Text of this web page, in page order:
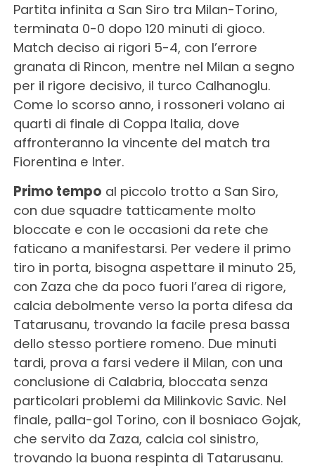
Partita infinita a San Siro tra Milan-Torino,
terminata 0-0 dopo 120 minuti di gioco.
Match deciso ai rigori 5-4, con l’errore
granata di Rincon, mentre nel Milan a segno
per il rigore decisivo, il turco Calhanoglu.
Come lo scorso anno, i rossoneri volano ai
quarti di finale di Coppa Italia, dove
affronteranno la vincente del match tra
Fiorentina e Inter.
Primo tempo al piccolo trotto a San Siro,
con due squadre tatticamente molto
bloccate e con le occasioni da rete che
faticano a manifestarsi. Per vedere il primo
tiro in porta, bisogna aspettare il minuto 25,
con Zaza che da poco fuori l’area di rigore,
calcia debolmente verso la porta difesa da
Tatarusanu, trovando la facile presa bassa
dello stesso portiere romeno. Due minuti
tardi, prova a farsi vedere il Milan, con una
conclusione di Calabria, bloccata senza
particolari problemi da Milinkovic Savic. Nel
finale, palla-gol Torino, con il bosniaco Gojak,
che servito da Zaza, calcia col sinistro,
trovando la buona respinta di Tatarusanu.